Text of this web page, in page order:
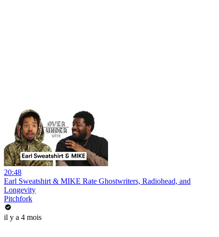
20:48
Earl Sweatshirt & MIKE Rate Ghostwriters, Radiohead, and
Longevity
Pitchfork
il y a 4 mois